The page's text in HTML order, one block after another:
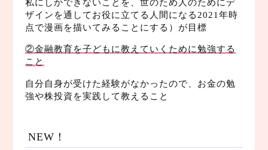
私にしかできないことを、世のため人のためにデ
ザインを通してお役に立てる人間になる2021年時
点で漫画を描いてみることにする）が目標
②金融教育を子どもに教えていくために勉強する
こと
自分自身が受けた経験がなかったので、お金の勉
強や株投資を実践して教えること
NEW！